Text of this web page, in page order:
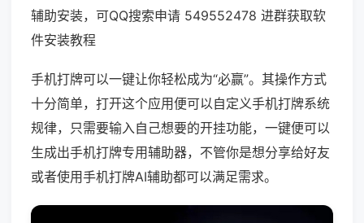
辅助安装，可QQ搜索申请 549552478 进群获取软
件安装教程
手机打牌可以一键让你轻松成为“必赢”。其操作方式
十分简单，打开这个应用便可以自定义手机打牌系统
规律，只需要输入自己想要的开挂功能，一键便可以
生成出手机打牌专用辅助器，不管你是想分享给好友
或者使用手机打牌AI辅助都可以满足需求。